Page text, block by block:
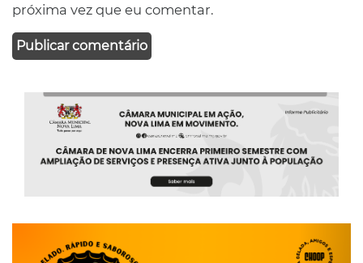
próxima vez que eu comentar.